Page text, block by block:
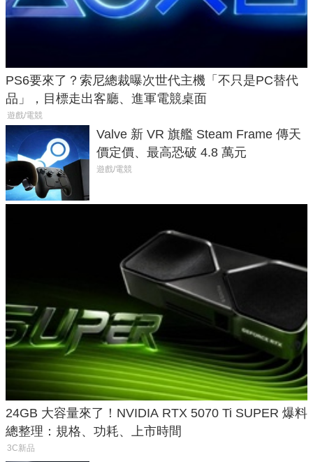
PS6要來了？索尼總裁曝次世代主機「不只是PC替代
品」，目標走出客廳、進軍電競桌面
遊戲/電競
Valve 新 VR 旗艦 Steam Frame 傳天
價定價、最高恐破 4.8 萬元
遊戲/電競
24GB 大容量來了！NVIDIA RTX 5070 Ti SUPER 爆料
總整理：規格、功耗、上市時間
3C新品